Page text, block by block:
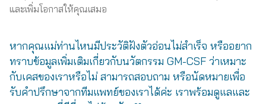
และเพิ่มโอกาสให้คุณเสมอ
หากคุณแม่ท่านไหนมีประวัติฝังตัวอ่อนไม่สำเร็จ หรืออยาก
ทราบข้อมูลเพิ่มเติมเกี่ยวกับนวัตกรรม GM-CSF ว่าเหมาะ
กับเคสของเราหรือไม่ สามารถสอบถาม หรือนัดหมายเพื่อ
รับคำปรึกษาจากทีมแพทย์ของเราได้ค่ะ เราพร้อมดูแลและ